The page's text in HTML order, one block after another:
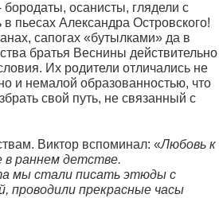
осанисты, глядели с
пьесах Александра Островского!
сапогах «бутылками» да в
братья Веснины действительно
Их родители отличались не
и немалой образованностью, что
свой путь, не связанный с
Виктор вспоминал: «Любовь к
в раннем детстве.
мы стали писать этюды с
проводили прекрасные часы